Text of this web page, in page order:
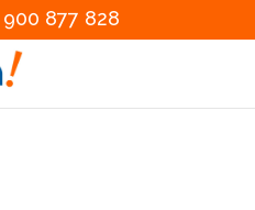
900 877 828